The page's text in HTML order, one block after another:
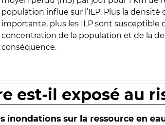
population influe sur l’ILP. Plus la
importante, plus les ILP sont susceptible
concentration de la population et de la
conséquence.
est-il exposé au
inondations sur la ressource en